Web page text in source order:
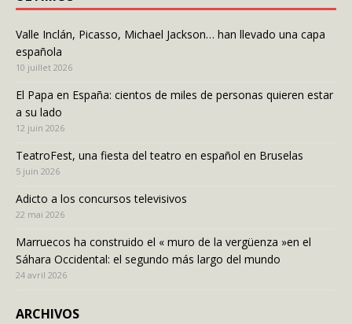
Valle Inclán, Picasso, Michael Jackson… han llevado una capa
española
10 juillet 2026
El Papa en España: cientos de miles de personas quieren estar
a su lado
12 juin 2026
TeatroFest, una fiesta del teatro en español en Bruselas
5 juin 2026
Adicto a los concursos televisivos
22 mai 2026
Marruecos ha construido el « muro de la vergüenza »en el
Sáhara Occidental: el segundo más largo del mundo
24 avril 2026
ARCHIVOS